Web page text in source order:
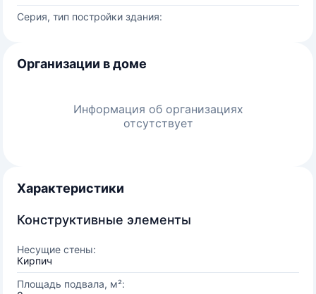
Серия, тип постройки здания:
Организации в доме
Информация об организациях
отсутствует
Характеристики
Конструктивные элементы
Несущие стены:
Кирпич
Площадь подвала, м²: